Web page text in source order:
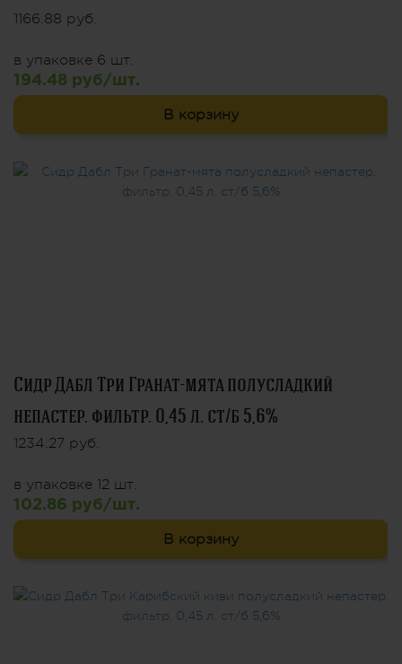
1166.88 руб.
в упаковке 6 шт.
194.48 руб/шт.
В корзину
Сидр Дабл Три Гранат-мята полусладкий
непастер. фильтр. 0,45 л. ст/б 5,6%
1234.27 руб.
в упаковке 12 шт.
102.86 руб/шт.
В корзину